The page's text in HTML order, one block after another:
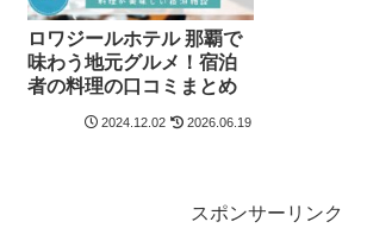
ロワジールホテル 那覇で
味わう地元グルメ！宿泊
者の料理の口コミまとめ
2024.12.02 2026.06.19
スポンサーリンク